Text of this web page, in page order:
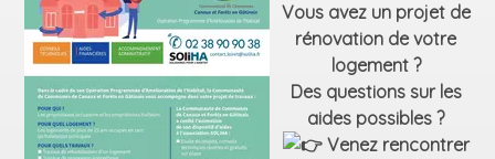
Vous avez un projet de
rénovation de votre
logement ?
Des questions sur les
aides possibles ?
Venez rencontrer